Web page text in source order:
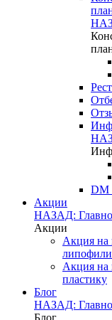
DM
Акции
НАЗАД:
Акции
Акция на
Акция
пластику
Блог
НАЗАД:
Блог